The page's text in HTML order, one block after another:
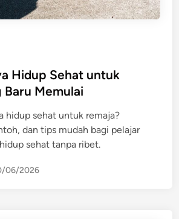
Hidup Sehat untuk
Baru Memulai
hidup sehat untuk remaja?
dan tips mudah bagi pelajar
sehat tanpa ribet.
06/2026